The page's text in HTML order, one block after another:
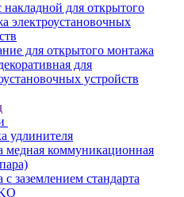
накладной для открытого
электроустановочных
для открытого монтажа
для
устройств
удлинителя
медная коммуникационная
с заземлением стандарта